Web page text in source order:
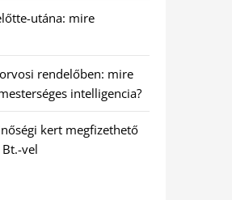
utána: mire
rendelőben: mire
intelligencia?
kert megfizethető
vel